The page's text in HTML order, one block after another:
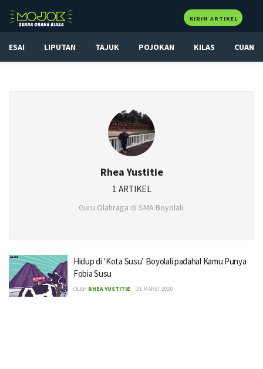
KIRIM ARTIKEL
ESAI LIPUTAN TAJUK POJOKAN KILAS CUAN
Rhea Yustitie
1 ARTIKEL
Guru Olahraga di SMA Boyolali.
Hidup di ‘Kota Susu’ Boyolali padahal Kamu Punya
Fobia Susu
OLEH RHEA YUSTITIE 31 MARET 2020